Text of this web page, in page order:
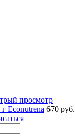
просмотр
Econutrena 670 руб.